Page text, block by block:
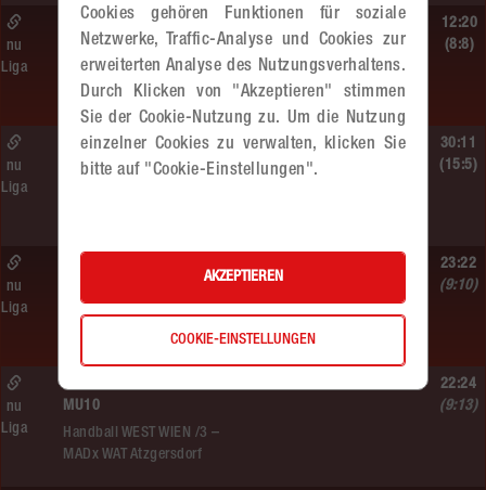
Sa. 13.06.2026 | 14:30 Uhr |
WU12
Hypo NÖ –
MADx WAT Atzgersdorf
nu
Liga
12:20
(8:8)
Sa. 13.06.2026 | 10:50 Uhr |
WU12
nu
Liga
30:11
(15:5)
MADx WAT Atzgersdorf –
HIB Handball Graz
nu
Liga
23:22
(9:10)
So. 07.06.2026 | 10:50 Uhr |
MU10
Handball WEST WIEN /3 –
MADx WAT Atzgersdorf
nu
Liga
22:24
(9:13)
Cookies gehören Funktionen für soziale
Netzwerke, Traffic-Analyse und Cookies zur
erweiterten Analyse des Nutzungsverhaltens.
Durch Klicken von "Akzeptieren" stimmen
Sie der Cookie-Nutzung zu. Um die Nutzung
einzelner Cookies zu verwalten, klicken Sie
bitte auf "Cookie-Einstellungen".
AKZEPTIEREN
COOKIE-EINSTELLUNGEN